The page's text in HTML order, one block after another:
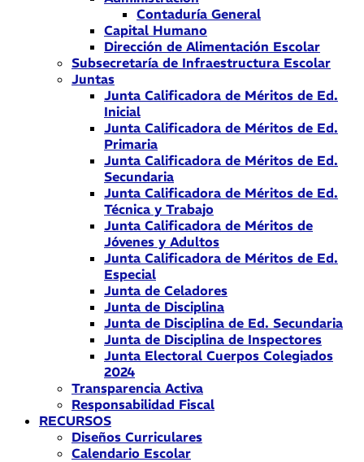
Contaduría General
Capital Humano
Dirección de Alimentación Escolar
Subsecretaría de Infraestructura Escolar
Juntas
Junta Calificadora de Méritos de Ed.
Inicial
Junta Calificadora de Méritos de Ed.
Primaria
Junta Calificadora de Méritos de Ed.
Secundaria
Junta Calificadora de Méritos de Ed.
Técnica y Trabajo
Junta Calificadora de Méritos de
Jóvenes y Adultos
Junta Calificadora de Méritos de Ed.
Especial
Junta de Celadores
Junta de Disciplina
Junta de Disciplina de Ed. Secundaria
Junta de Disciplina de Inspectores
Junta Electoral Cuerpos Colegiados
2024
Transparencia Activa
Responsabilidad Fiscal
RECURSOS
Diseños Curriculares
Calendario Escolar